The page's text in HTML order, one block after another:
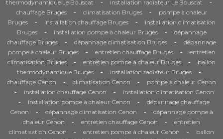
thermodynamique Le Bouscat
installation radiateur Le Bouscat
chauffage Bruges - climatisation Bruges -
pompe à chaleur
Bruges
- installation chauffage Bruges -
installation climatisation
Bruges
- installation pompe à chaleur Bruges -
dépannage
chauffage Bruges
- dépannage climatisation Bruges -
dépannage
pompe à chaleur Bruges
- entretien chauffage Bruges -
entretien
climatisation Bruges
- entretien pompe à chaleur Bruges -
ballon
thermodynamique Bruges
- installation radiateur Bruges -
chauffage Cenon - climatisation Cenon - pompe à chaleur Cenon
- installation chauffage Cenon - installation climatisation Cenon
- installation pompe à chaleur Cenon -
dépannage chauffage
Cenon
- dépannage climatisation Cenon -
dépannage pompe à
chaleur Cenon
- entretien chauffage Cenon -
entretien
climatisation Cenon
- entretien pompe à chaleur Cenon -
ballon